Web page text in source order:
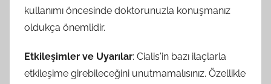
kullanımı öncesinde doktorunuzla konuşmanız
oldukça önemlidir.
Etkileşimler ve Uyarılar: Cialis'in bazı ilaçlarla
etkileşime girebileceğini unutmamalısınız. Özellikle